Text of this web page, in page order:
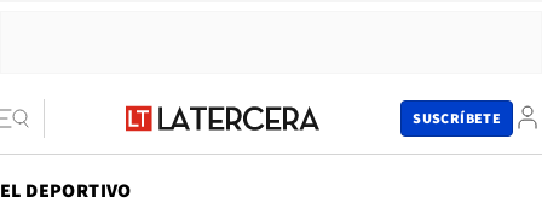
SUSCRÍBETE
EL DEPORTIVO